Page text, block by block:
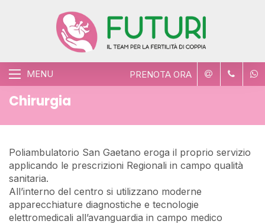
Chirurgia
Poliambulatorio San Gaetano eroga il proprio servizio
applicando le prescrizioni Regionali in campo qualità
sanitaria.
All’interno del centro si utilizzano moderne
apparecchiature diagnostiche e tecnologie
elettromedicali all’avanguardia in campo medico
MENU PRENOTA ORA